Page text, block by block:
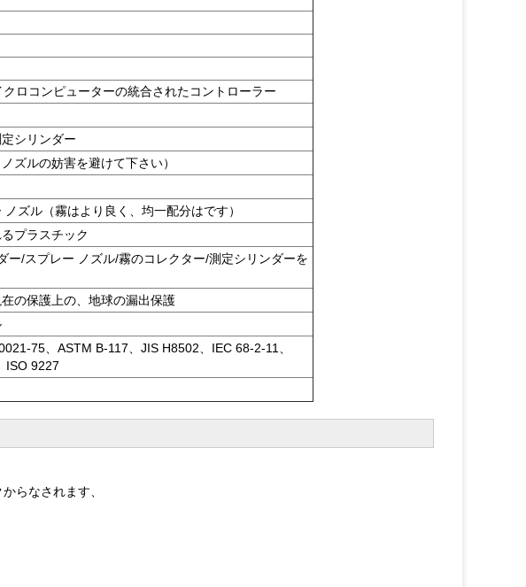
ロコンピューターの統合されたコントローラー
シリンダー
ズルの妨害を避けて下さい）
ズル（霧はより良く、均一配分はです）
プラスチック
ー/スプレー ノズル/霧のコレクター/測定シリンダーを
の保護上の、地球の漏出保護
75、ASTM B-117、JIS H8502、IEC 68-2-11、
ISO 9227
らなされます、